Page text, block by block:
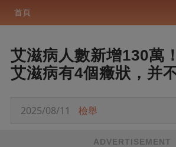
首頁
艾滋病人數新增130萬
艾滋病有4個癥狀，并
2025/08/11 檢舉
ADVERTISEMENT